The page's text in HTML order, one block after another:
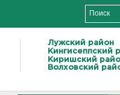
Лужский район
Кингисеппский
Киришский
Волховский